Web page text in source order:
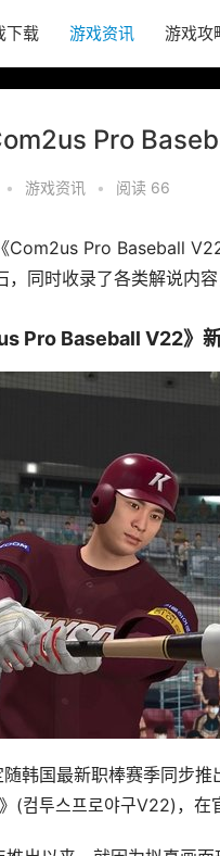
下载 游戏资讯 游戏攻
Pro
• 游戏资讯 • 阅读 66
Com2us Pro Baseball
，同时收录了各类解说内
Pro Baseball V22》
韩国最新职棒赛季同步
컴투스프로야구V22)，在